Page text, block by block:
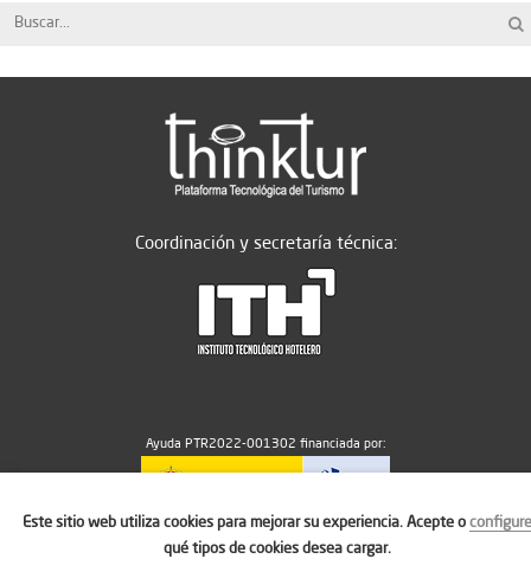
Coordinación y secretaría técnica:
Ayuda PTR2022-001302 financiada por:
MICIU/AEI/10.13039/501100011033
Este sitio web utiliza cookies para mejorar su experiencia. Acepte oconfigure
qué tipos de cookies desea cargar.